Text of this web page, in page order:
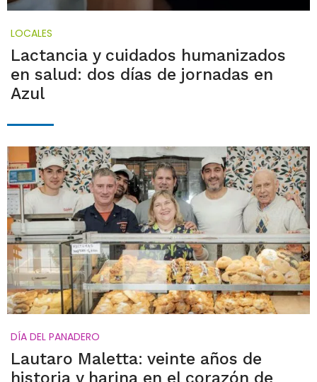
LOCALES
Lactancia y cuidados humanizados
en salud: dos días de jornadas en
Azul
DÍA DEL PANADERO
Lautaro Maletta: veinte años de